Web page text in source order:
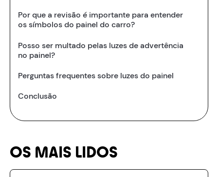
Por que a revisão é importante para entender
os símbolos do painel do carro?
Posso ser multado pelas luzes de advertência
no painel?
Perguntas frequentes sobre luzes do painel
Conclusão
OS MAIS LIDOS